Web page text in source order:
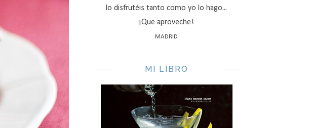
lo disfrutéis tanto como yo lo hago...
¡Que aproveche!
MADRID
MI LIBRO